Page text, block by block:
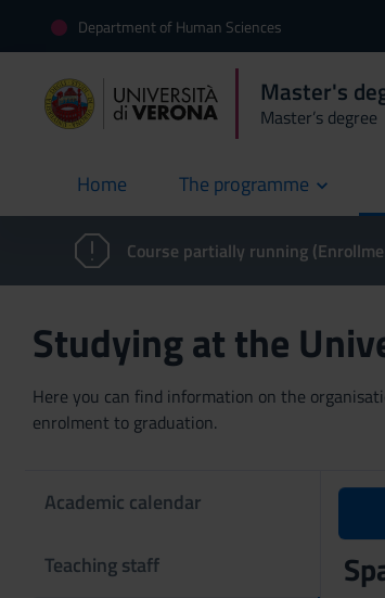
Department of Human Sciences
Master's
Master’s degree
Home
current The programme
Course partially running
Studying at the
Here you can find information on the
enrolment to graduation.
Academic calendar
Teaching staff